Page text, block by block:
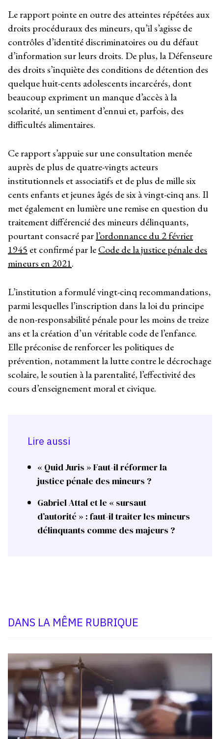
Le rapport pointe en outre des atteintes répétées aux
droits procéduraux des mineurs, qu’il s’agisse de
contrôles d’identité discriminatoires ou du défaut
d’information sur leurs droits. De plus, la Défenseure
des droits s’inquiète des conditions de détention des
quelque huit-cents adolescents incarcérés, dont
beaucoup expriment un manque d’accès à la
scolarité, un sentiment d’ennui et, parfois, des
difficultés alimentaires.
Ce rapport s’appuie sur une consultation menée
auprès de plus de quatre-vingts acteurs
institutionnels et associatifs et de plus de mille six
cents enfants et jeunes âgés de six à vingt-cinq ans. Il
met également en lumière une remise en question du
traitement différencié des mineurs délinquants,
pourtant consacré parl’ordonnance du 2 février
1945 et confirmé par leCode de la justice pénale des
mineurs en 2021.
L’institution a formulé vingt-cinq recommandations,
parmi lesquelles l’inscription dans la loi du principe
de non-responsabilité pénale pour les moins de treize
ans et la création d’un véritable code de l’enfance.
Elle préconise de renforcer les politiques de
prévention, notamment la lutte contre le décrochage
scolaire, le soutien à la parentalité, l’effectivité des
cours d’enseignement moral et civique.
Lire aussi
« Quid Juris » Faut-il réformer la
justice pénale des mineurs ?
Gabriel Attal et le « sursaut
d’autorité » : faut-il traiter les mineurs
délinquants comme des majeurs ?
DANS LA MÊME RUBRIQUE